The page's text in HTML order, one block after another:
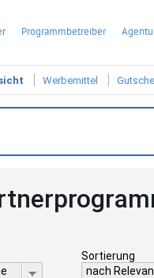
Programmbetreiber
Werbemittel
Sortierung
nach